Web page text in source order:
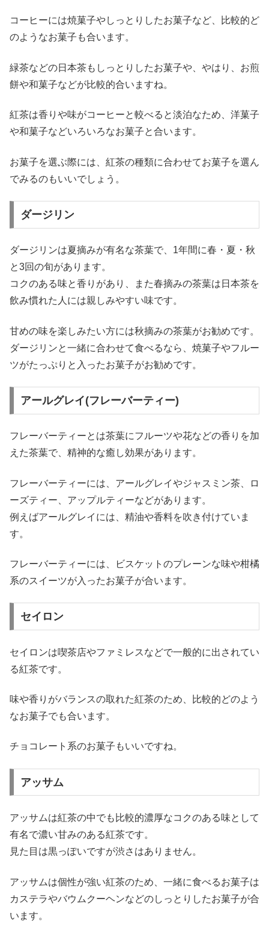
コーヒーには焼菓子やしっとりしたお菓子など、比較的ど
のようなお菓子も合います。
緑茶などの日本茶もしっとりしたお菓子や、やはり、お煎
餅や和菓子などが比較的合いますね。
紅茶は香りや味がコーヒーと較べると淡泊なため、洋菓子
や和菓子などいろいろなお菓子と合います。
お菓子を選ぶ際には、紅茶の種類に合わせてお菓子を選ん
でみるのもいいでしょう。
ダージリン
ダージリンは夏摘みが有名な茶葉で、1年間に春・夏・秋
と3回の旬があります。
コクのある味と香りがあり、また春摘みの茶葉は日本茶を
飲み慣れた人には親しみやすい味です。
甘めの味を楽しみたい方には秋摘みの茶葉がお勧めです。
ダージリンと一緒に合わせて食べるなら、焼菓子やフルー
ツがたっぷりと入ったお菓子がお勧めです。
アールグレイ(フレーバーティー)
フレーバーティーとは茶葉にフルーツや花などの香りを加
えた茶葉で、精神的な癒し効果があります。
フレーバーティーには、アールグレイやジャスミン茶、ロ
ーズティー、アップルティーなどがあります。
例えばアールグレイには、精油や香料を吹き付けていま
す。
フレーバーティーには、ビスケットのプレーンな味や柑橘
系のスイーツが入ったお菓子が合います。
セイロン
セイロンは喫茶店やファミレスなどで一般的に出されてい
る紅茶です。
味や香りがバランスの取れた紅茶のため、比較的どのよう
なお菓子でも合います。
チョコレート系のお菓子もいいですね。
アッサム
アッサムは紅茶の中でも比較的濃厚なコクのある味として
有名で濃い甘みのある紅茶です。
見た目は黒っぽいですが渋さはありません。
アッサムは個性が強い紅茶のため、一緒に食べるお菓子は
カステラやバウムクーヘンなどのしっとりしたお菓子が合
います。